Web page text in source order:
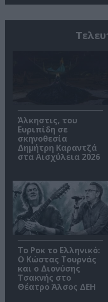
Άλκηστις, του
Ευριπίδη σε
σκηνοθεσία
Δημήτρη Καραντζά
στα Αισχύλεια 2026
Το Ροκ το Ελληνικό:
Ο Κώστας Τουρνάς
και ο Διονύσης
Τσακνής στο
Θέατρο Άλσος ΔΕΗ